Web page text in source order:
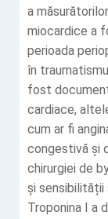
a
miocardice a
perioada
în
fost
cardiace,
cum ar fi
congestivă și
chirurgiei de
și sensibilității
Troponina I a